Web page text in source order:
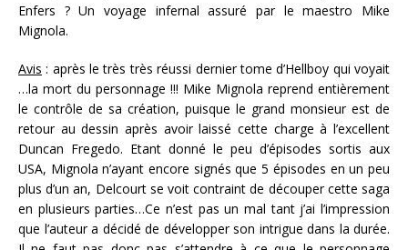
Enfers ? Un voyage infernal assuré par le maestro Mike
Mignola.
Avis : après le très très réussi dernier tome d’Hellboy qui voyait
…la mort du personnage !!! Mike Mignola reprend entièrement
le contrôle de sa création, puisque le grand monsieur est de
retour au dessin après avoir laissé cette charge à l’excellent
Duncan Fregedo. Etant donné le peu d’épisodes sortis aux
USA, Mignola n’ayant encore signés que 5 épisodes en un peu
plus d’un an, Delcourt se voit contraint de découper cette saga
en plusieurs parties…Ce n’est pas un mal tant j’ai l’impression
que l’auteur a décidé de développer son intrigue dans la durée.